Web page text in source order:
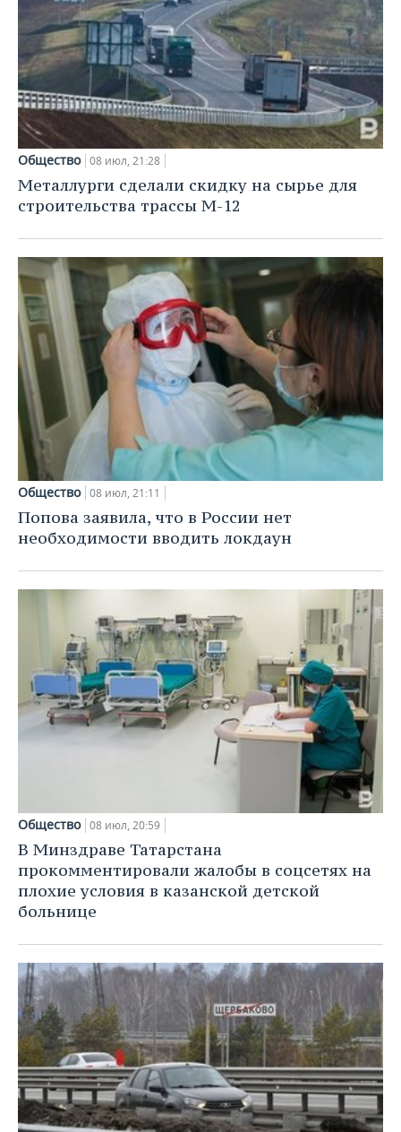
Общество 08 июл, 21:28
Металлурги сделали скидку на сырье для
строительства трассы М-12
Общество 08 июл, 21:11
Попова заявила, что в России нет
необходимости вводить локдаун
Общество 08 июл, 20:59
В Минздраве Татарстана
прокомментировали жалобы в соцсетях на
плохие условия в казанской детской
больнице